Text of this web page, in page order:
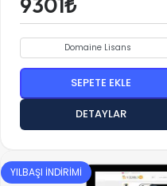
Domaine Lisans
SEPETE EKLE
DETAYLAR
YILBAŞI İNDİRİMİ